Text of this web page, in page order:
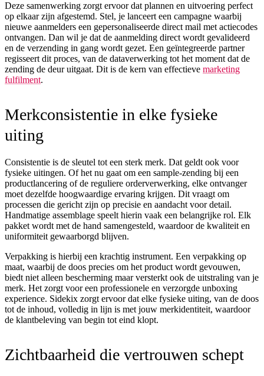
Deze samenwerking zorgt ervoor dat plannen en uitvoering perfect
op elkaar zijn afgestemd. Stel, je lanceert een campagne waarbij
nieuwe aanmelders een gepersonaliseerde direct mail met actiecodes
ontvangen. Dan wil je dat de aanmelding direct wordt gevalideerd
en de verzending in gang wordt gezet. Een geïntegreerde partner
regisseert dit proces, van de dataverwerking tot het moment dat de
zending de deur uitgaat. Dit is de kern van effectieve marketing
fulfilment.
Merkconsistentie in elke fysieke
uiting
Consistentie is de sleutel tot een sterk merk. Dat geldt ook voor
fysieke uitingen. Of het nu gaat om een sample-zending bij een
productlancering of de reguliere orderverwerking, elke ontvanger
moet dezelfde hoogwaardige ervaring krijgen. Dit vraagt om
processen die gericht zijn op precisie en aandacht voor detail.
Handmatige assemblage speelt hierin vaak een belangrijke rol. Elk
pakket wordt met de hand samengesteld, waardoor de kwaliteit en
uniformiteit gewaarborgd blijven.
Verpakking is hierbij een krachtig instrument. Een verpakking op
maat, waarbij de doos precies om het product wordt gevouwen,
biedt niet alleen bescherming maar versterkt ook de uitstraling van je
merk. Het zorgt voor een professionele en verzorgde unboxing
experience. Sidekix zorgt ervoor dat elke fysieke uiting, van de doos
tot de inhoud, volledig in lijn is met jouw merkidentiteit, waardoor
de klantbeleving van begin tot eind klopt.
Zichtbaarheid die vertrouwen schept